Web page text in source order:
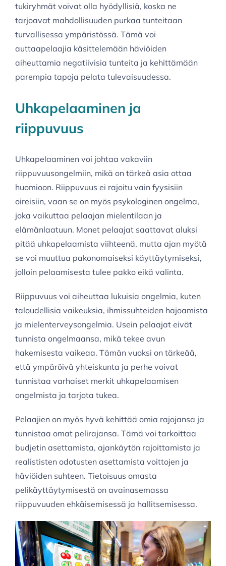
tukiryhmät voivat olla hyödyllisiä, koska ne
tarjoavat mahdollisuuden purkaa tunteitaan
turvallisessa ympäristössä. Tämä voi
auttaapelaajia käsittelemään häviöiden
aiheuttamia negatiivisia tunteita ja kehittämään
parempia tapoja pelata tulevaisuudessa.
Uhkapelaaminen ja
riippuvuus
Uhkapelaaminen voi johtaa vakaviin
riippuvuusongelmiin, mikä on tärkeä asia ottaa
huomioon. Riippuvuus ei rajoitu vain fyysisiin
oireisiin, vaan se on myös psykologinen ongelma,
joka vaikuttaa pelaajan mielentilaan ja
elämänlaatuun. Monet pelaajat saattavat aluksi
pitää uhkapelaamista viihteenä, mutta ajan myötä
se voi muuttua pakonomaiseksi käyttäytymiseksi,
jolloin pelaamisesta tulee pakko eikä valinta.
Riippuvuus voi aiheuttaa lukuisia ongelmia, kuten
taloudellisia vaikeuksia, ihmissuhteiden hajoamista
ja mielenterveysongelmia. Usein pelaajat eivät
tunnista ongelmaansa, mikä tekee avun
hakemisesta vaikeaa. Tämän vuoksi on tärkeää,
että ympäröivä yhteiskunta ja perhe voivat
tunnistaa varhaiset merkit uhkapelaamisen
ongelmista ja tarjota tukea.
Pelaajien on myös hyvä kehittää omia rajojansa ja
tunnistaa omat pelirajansa. Tämä voi tarkoittaa
budjetin asettamista, ajankäytön rajoittamista ja
realististen odotusten asettamista voittojen ja
häviöiden suhteen. Tietoisuus omasta
pelikäyttäytymisestä on avainasemassa
riippuvuuden ehkäisemisessä ja hallitsemisessa.